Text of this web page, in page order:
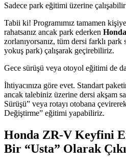
Sadece park eğitimi üzerine
Tabii ki! Programımız tamamen
rahatsanız ancak park ederken
zorlanıyorsanız, tüm dersi farklı
yokuş park) çalışarak geçirebiliriz.
Gece sürüşü veya otoyol eğitimi de
İhtiyacınıza göre evet. Standart
ancak talebiniz üzerine dersi akşam
Sürüşü” veya rotayı otobana
Değiştirme” eğitimi yapabiliriz.
Honda ZR-V Keyfini
Bir “Usta” Olarak